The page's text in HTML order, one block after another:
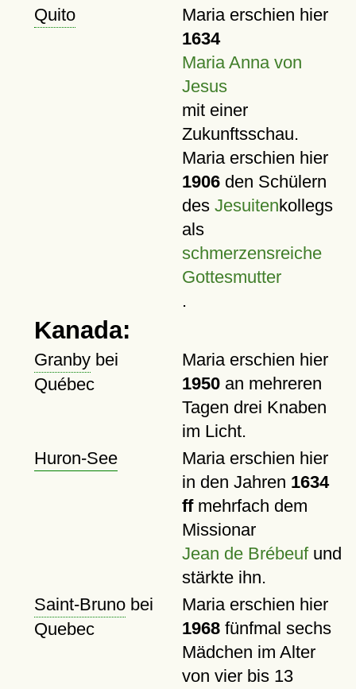
Quito
Maria erschien hier
1634
Maria Anna von
Jesus
mit einer
Zukunftsschau.
Maria erschien hier
1906den Schülern
des Jesuitenkollegs
als
schmerzensreiche
Gottesmutter
.
Kanada:
Granbybei
Québec
Maria erschien hier
1950an mehreren
Tagen drei Knaben
im Licht.
Huron-See
Maria erschien hier
in den Jahren 1634
ffmehrfach dem
Missionar
Jean de Brébeufund
stärkte ihn.
Saint-Brunobei
Quebec
Maria erschien hier
1968fünfmal sechs
Mädchen im Alter
von vier bis 13